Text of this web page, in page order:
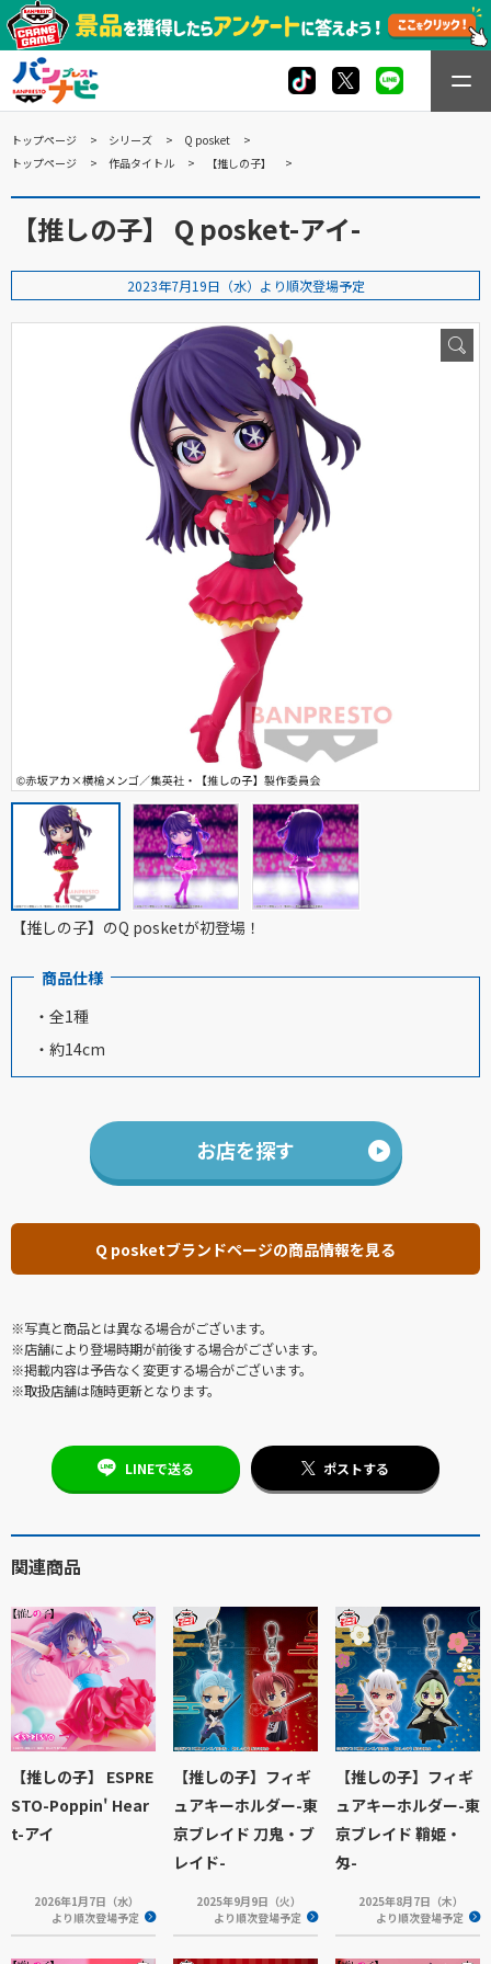
トップページ シリーズ
Q posket
トップページ
作品タイトル 【推しの子】
【推しの子】 Q posket-アイ-
2023年7月19日（水）より順次登場予定
【推しの子】のQ posketが初登場！
商品仕様
・全1種
・約14cm
お店を探す
Q posketブランドページの商品情報を見る
※写真と商品とは異なる場合がございます。
※店舗により登場時期が前後する場合がございます。
※掲載内容は予告なく変更する場合がございます。
※取扱店舗は随時更新となります。
LINEで送る ポストする
関連商品
【推しの子】 ESPRE
STO-Poppin' Hear
t-アイ
2026年1月7日（水）
より順次登場予定
【推しの子】フィギ
ュアキーホルダー-東
京ブレイド 刀鬼・ブ
レイド-
2025年9月9日（火）
より順次登場予定
【推しの子】フィギ
ュアキーホルダー-東
京ブレイド 鞘姫・
匁-
2025年8月7日（木）
より順次登場予定